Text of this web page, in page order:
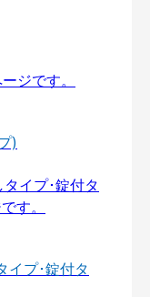
)
イプ･錠付タ